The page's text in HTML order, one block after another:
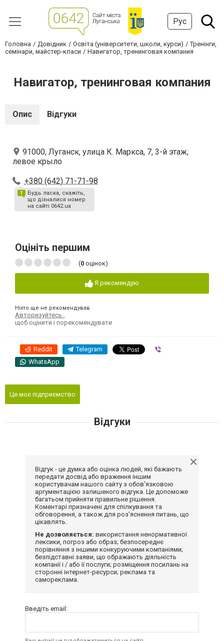
Рус
Головна Довідник Освіта (університети, школи, курси)
Тренінги,
семінари, майстер-класи
Навигатор, тренинговая компания
Навигатор, тренинговая компания
Опис Відгуки
91000, Луганск, улица К. Маркса, 7, 3-й этаж,
левое крыло
+380 (642) 71-71-98
Будь ласка, скажіть,
що дізналися номер
на сайті 0642.ua
Оцініть першим
(0 оцінок)
Я рекомендую
Ніхто ще не рекомендував
Авторизуйтесь
щоб оцінити і порекомендувати
Reddit Telegram
WhatsApp
Це моє підприємство
Відгуки
Відгук - це думка або оцінка людей, які бажають
передати досвід або враження іншим
користувачам нашого сайту з обов'язковою
аргументацією залишеного відгука. Це допоможе
багатьом прийняти правильне рішення.
Коментарі призначені для спілкування та
обговорення, а також для роз'яснення питань, що
цікавлять.
Не дозволяється: використання ненормативної
лексики, погроз або образ; безпосереднє
порівняння з іншими конкуруючими компаніями;
безпідставні заяви, що ображають діяльність
компанії і / або її послуги; розміщення посилань на
сторонні інтернет-ресурси; реклама та
самореклама.
Введіть email: